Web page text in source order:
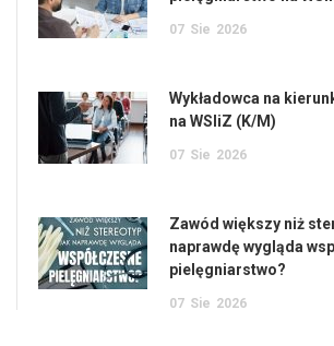
07 Sie 2026
Wykładowca na
na WSIiZ (K/M)
07 Sie 2026
Zawód większy niż
naprawdę wygląda
pielęgniarstwo?
07 Sie 2026